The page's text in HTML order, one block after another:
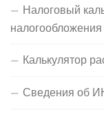
Налоговый
налогообложения
Калькулятор
Сведения об